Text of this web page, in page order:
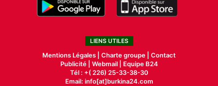
LIENS UTILES
Mentions Légales | Charte groupe | Contact
Publicité| Webmail |
Equipe B24
Tél : +( 226) 25-33-38-30
Email: info[at]burkina24.com